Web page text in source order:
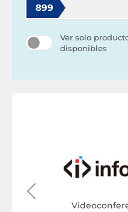
899
Ver solo
disponibles